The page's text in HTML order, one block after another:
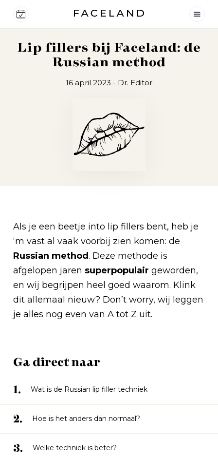
Lip fillers bij Faceland: de
Russian method
16 april 2023 - Dr. Editor
Als je een beetje into lip fillers bent, heb je
‘m vast al vaak voorbij zien komen: de
Russian method. Deze methode is
afgelopen jaren superpopulair geworden,
en wij begrijpen heel goed waarom. Klink
dit allemaal nieuw? Don’t worry, wij leggen
je alles nog even van A tot Z uit.
Ga direct naar
1.
Wat is de Russian lip filler techniek
2. Hoe is het anders dan normaal?
3. Welke techniek is beter?